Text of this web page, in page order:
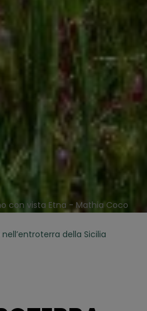
con vista Etna - Mathia Coco
della Sicilia